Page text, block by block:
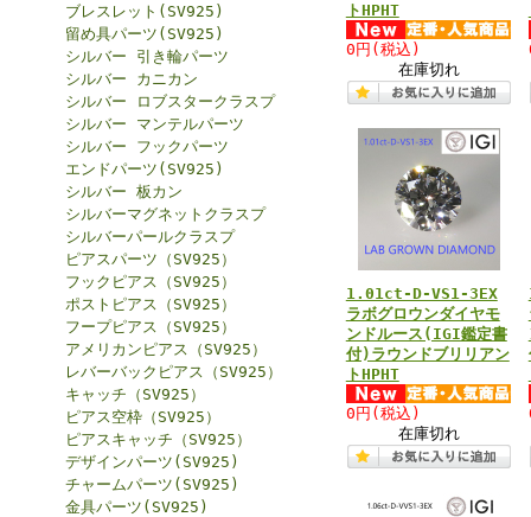
ブレスレット(SV925)
留め具パーツ(SV925)
シルバー 引き輪パーツ
シルバー カニカン
シルバー ロブスタークラスプ
シルバー マンテルパーツ
シルバー フックパーツ
エンドパーツ(SV925)
シルバー 板カン
シルバーマグネットクラスプ
シルバーパールクラスプ
ピアスパーツ（SV925）
フックピアス（SV925）
ポストピアス（SV925）
フープピアス（SV925）
アメリカンピアス（SV925）
レバーバックピアス（SV925）
キャッチ（SV925）
ピアス空枠（SV925）
ピアスキャッチ（SV925）
デザインパーツ(SV925)
チャームパーツ(SV925)
金具パーツ(SV925)
トHPHT
0円 (税込)
在庫切れ
1.01ct-D-VS1-3EX
ラボグロウンダイヤモ
ンドルース(IGI鑑定書
付)ラウンドブリリアン
トHPHT
0円 (税込)
在庫切れ